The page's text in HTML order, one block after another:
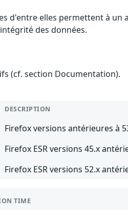
d'entre elles permettent à
des données.
(cf. section Documentation).
DESCRIPTION
Firefox versions antérieures à
Firefox ESR versions 45.x
Firefox ESR versions 52.x
TIME